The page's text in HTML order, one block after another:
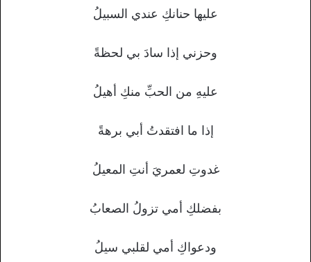
عليها حنانكِ عندي السبيلُ
وحزني إذا سادَ بي لحظةً
عليهِ من الحبِّ منكِ أهيلُ
إذا ما افتقدتُ أبي برهةً
غدوتِ لعمريَ أنتِ المعيلُ
بفضلكِ أمي تزولُ الصعابُ
ودعواكِ أمي لقلبي سيلُ